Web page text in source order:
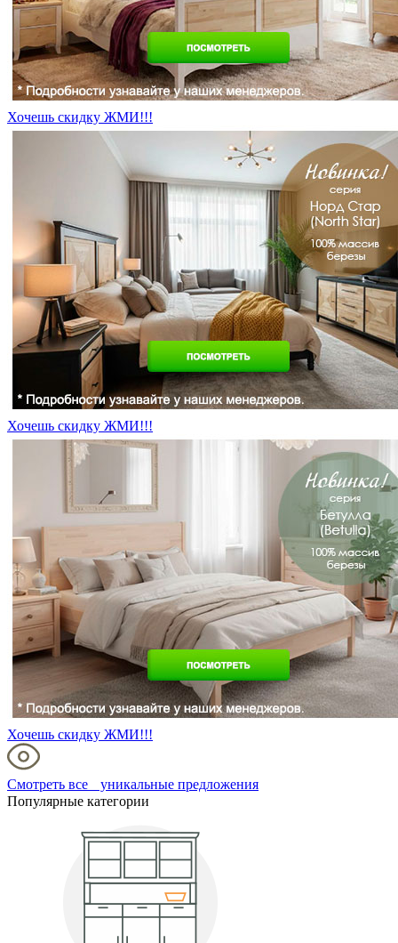
Хочешь скидку ЖМИ!!!
Хочешь скидку ЖМИ!!!
Хочешь скидку ЖМИ!!!
Смотреть все уникальные предложения
Популярные категории